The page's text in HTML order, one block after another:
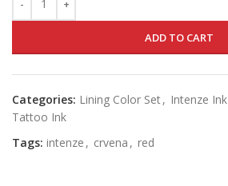
ADD TO CART
Categories: Lining Color Set, Intenze Ink
Tattoo Ink
Tags: intenze , crvena , red